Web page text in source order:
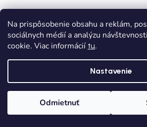
Na prispôsobenie obsahu a reklám,
sociálnych médií a analýzu
cookie. Viac informácií tu.
Nastavenie
Odmietnuť
NOVINKA
DOPRAVA ZADARMO
bordovou mašľou Mayoral 4034-
Skladom
Dodanie od